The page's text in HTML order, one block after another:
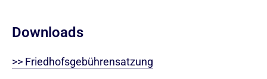
Downloads
>> Friedhofsgebührensatzung